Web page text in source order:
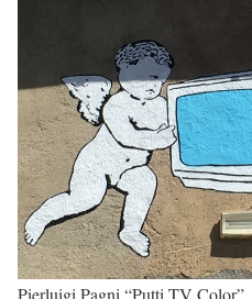
Pierluigi Pagni “Putti TV Color”,